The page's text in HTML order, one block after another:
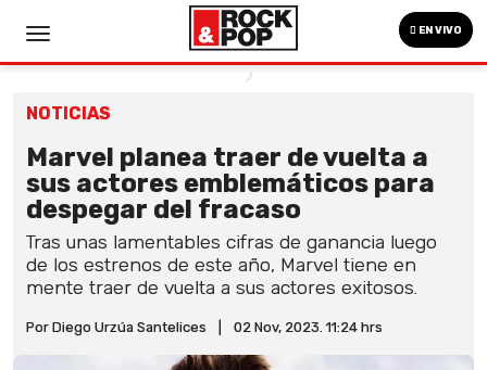
EN VIVO
NOTICIAS
Marvel planea traer de vuelta a
sus actores emblemáticos para
despegar del fracaso
Tras unas lamentables cifras de ganancia luego
de los estrenos de este año, Marvel tiene en
mente traer de vuelta a sus actores exitosos.
Por Diego Urzúa Santelices 02 Nov, 2023. 11:24 hrs